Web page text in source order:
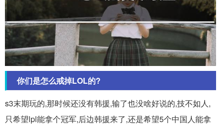
你们是怎么戒掉LOL的?
s3末期玩的,那时候还没有韩援,输了也没啥好说的,技不如人,
只希望lpl能拿个冠军,后边韩援来了,还是希望5个中国人能拿